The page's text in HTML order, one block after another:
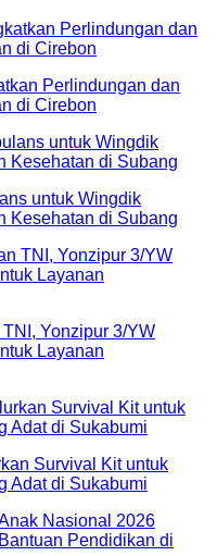
Perlindungan dan
di Cirebon
untuk Wingdik
Kesehatan di Subang
Yonzipur 3/YW
Layanan
Survival Kit untuk
Adat di Sukabumi